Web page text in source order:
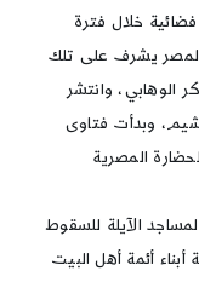
خلال فترة
كلها موجهة لمصر يشرف على تلك
الوهابي، وانتشر
وبدأت فتاوى
المصرية
الآيلة للسقوط
أئمة أهل البيت